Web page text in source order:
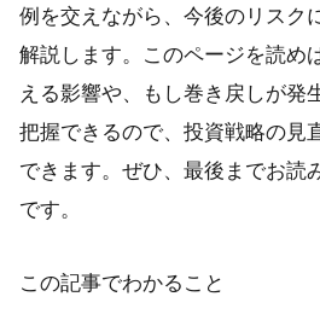
例を交えながら、今後のリスク
解説します。このページを読め
える影響や、もし巻き戻しが発
把握できるので、投資戦略の見
できます。ぜひ、最後までお読
です。
この記事でわかること